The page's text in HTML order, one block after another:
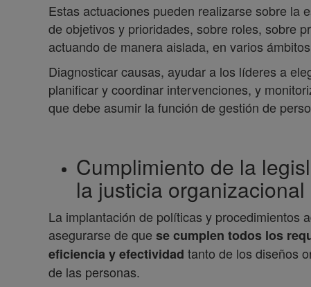
Estas actuaciones pueden realizarse sobre la
de objetivos y prioridades, sobre roles, sobre
actuando de manera aislada, en varios
Diagnosticar causas, ayudar a los líderes a
planificar y coordinar intervenciones, y
que debe asumir la función de gestión de
Cumplimiento de la
la justicia organizacional
La implantación de políticas y procedimientos
asegurarse de que se cumplen todos los
eficiencia y efectividad tanto de los diseños
de las personas.